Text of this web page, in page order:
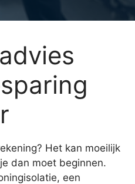
Het kan moeilijk
dan moet beginnen.
een